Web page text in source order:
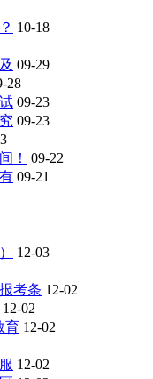
10-18
09-29
28
09-23
09-23
！
09-22
09-21
12-03
考条 12-02
12-02
育 12-02
12-02